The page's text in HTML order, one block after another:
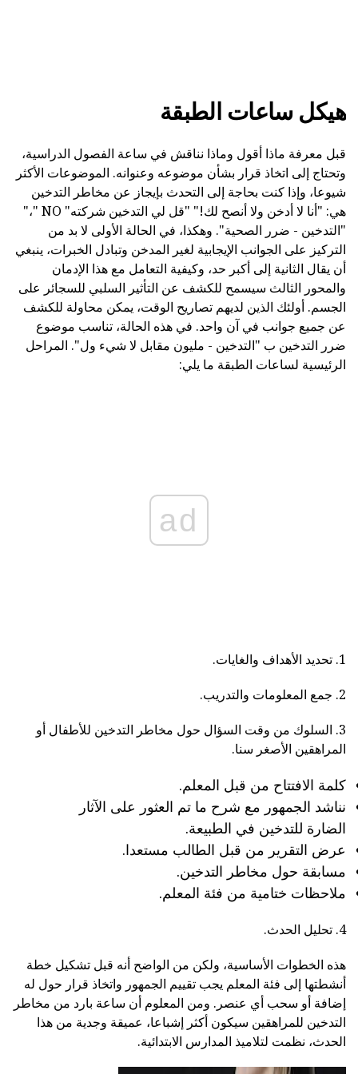
هيكل ساعات الطبقة
قبل معرفة ماذا أقول وماذا نناقش في ساعة الفصول الدراسية،
وتحتاج إلى اتخاذ قرار بشأن موضوعه وعنوانه. الموضوعات الأكثر
شيوعا، وإذا كنت بحاجة إلى التحدث بإيجاز عن مخاطر التدخين
هي: "أنا لا أدخن ولا أنصح لك!" "قل لي التدخين شركته" NO "،"
"التدخين - ضرر الصحية". وهكذا، في الحالة الأولى لا بد من
التركيز على الجوانب الإيجابية لغير المدخن وتبادل الخبرات، ينبغي
أن يقال الثانية إلى أكبر حد، وكيفية التعامل مع هذا الإدمان
والمحور الثالث سيسمح للكشف عن التأثير السلبي للسجائر على
الجسم. أولئك الذين لديهم تصاريح الوقت، يمكن محاولة للكشف
عن جميع جوانب في آن واحد. في هذه الحالة، تناسب موضوع
ضرر التدخين ب "التدخين - مليون مقابل لا شيء ول". المراحل
الرئيسية لساعات الطبقة ما يلي:
ad
1. تحديد الأهداف والغايات.
2. جمع المعلومات والتدريب.
3. السلوك من وقت السؤال حول مخاطر التدخين للأطفال أو
المراهقين الأصغر سنا.
كلمة الافتتاح من قبل المعلم.
نناشد الجمهور مع شرح ما تم العثور على الآثار
الضارة للتدخين في الطبيعة.
عرض التقرير من قبل الطالب مستعدا.
مسابقة حول مخاطر التدخين.
ملاحظات ختامية من فئة المعلم.
4. تحليل الحدث.
هذه الخطوات الأساسية، ولكن من الواضح أنه قبل تشكيل خطة
أنشطتها إلى فئة المعلم يجب تقييم الجمهور واتخاذ قرار حول له
إضافة أو سحب أي عنصر. ومن المعلوم أن ساعة بارد من مخاطر
التدخين للمراهقين سيكون أكثر إشباعا، عميقة وجدية من هذا
الحدث، نظمت لتلاميذ المدارس الابتدائية.